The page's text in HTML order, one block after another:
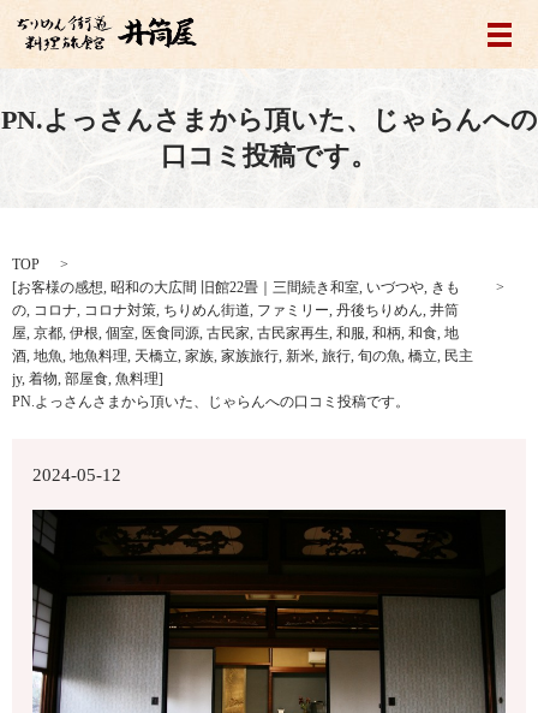
メ
PN.よっさんさまから頂いた、じゃらんへの
口コミ投稿です。
TOP
[お客様の感想, 昭和の大広間 旧館22畳｜三間続き和室, いづつや, きも
の, コロナ, コロナ対策, ちりめん街道, ファミリー, 丹後ちりめん, 井筒
屋, 京都, 伊根, 個室, 医食同源, 古民家, 古民家再生, 和服, 和柄, 和食, 地
酒, 地魚, 地魚料理, 天橋立, 家族, 家族旅行, 新米, 旅行, 旬の魚, 橋立, 民主
jy, 着物, 部屋食, 魚料理]
PN.よっさんさまから頂いた、じゃらんへの口コミ投稿です。
2024-05-12